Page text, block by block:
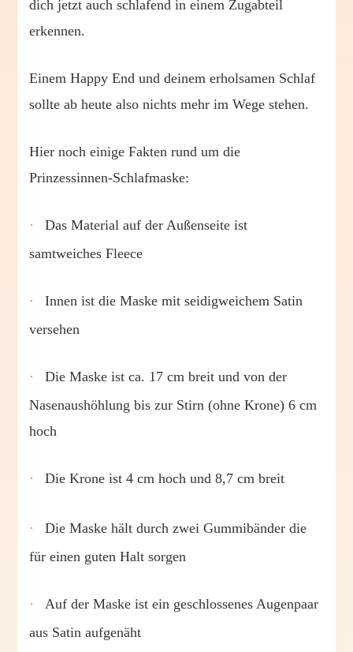
dich jetzt auch schlafend in einem Zugabteil
erkennen.
Einem Happy End und deinem erholsamen Schlaf
sollte ab heute also nichts mehr im Wege stehen.
Hier noch einige Fakten rund um die
Prinzessinnen-Schlafmaske:
·
Das Material auf der Außenseite ist
samtweiches Fleece
·
Innen ist die Maske mit seidigweichem Satin
versehen
·
Die Maske ist ca. 17 cm breit und von der
Nasenaushöhlung bis zur Stirn (ohne Krone) 6 cm
hoch
· Die Krone ist 4 cm hoch und 8,7 cm breit
·
Die Maske hält durch zwei Gummibänder die
für einen guten Halt sorgen
·
Auf der Maske ist ein geschlossenes Augenpaar
aus Satin aufgenäht